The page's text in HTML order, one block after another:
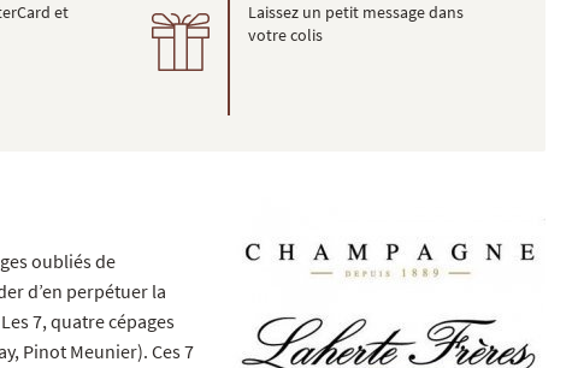
et
Laissez un petit message dans
votre colis
oubliés de
d’en perpétuer la
7, quatre cépages
Pinot Meunier). Ces 7